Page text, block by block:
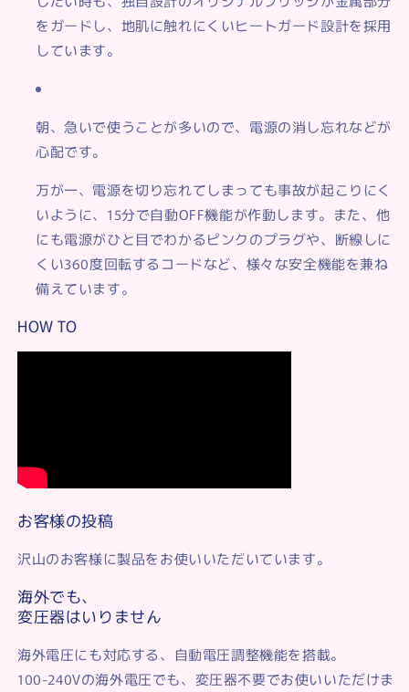
をガードし、地肌に触れにくいヒートガード設計を採用
しています。
朝、急いで使うことが多いので、電源の消し忘れなどが
心配です。
万が一、電源を切り忘れてしまっても事故が起こりにく
いように、15分で自動OFF機能が作動します。また、他
にも電源がひと目でわかるピンクのプラグや、断線しに
くい360度回転するコードなど、様々な安全機能を兼ね
備えています。
HOW TO
お客様の投稿
沢山のお客様に製品をお使いいただいています。
海外でも、
変圧器はいりません
海外電圧にも対応する、自動電圧調整機能を搭載。
100-240Vの海外電圧でも、変圧器不要でお使いいただけま